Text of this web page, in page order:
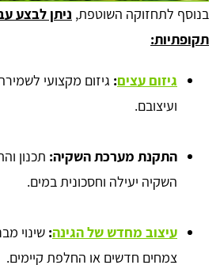
בנוסף לתחזוקה השוטפת, ניתן לבצע
תקופתיות:
גיזום עצים: גיזום מקצועי
ועיצובם.
התקנת מערכת השקיה: תכנון
השקיה יעילה וחסכונית במים.
עיצוב מחדש של הגינה: שינוי
צמחים חדשים או החלפת קיימים.